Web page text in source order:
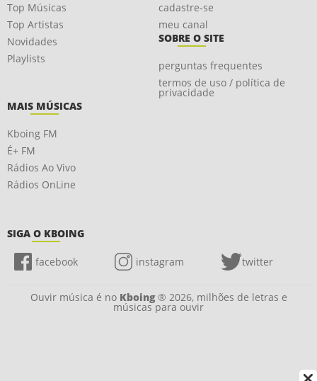
Top Músicas
Top Artistas
Novidades
Playlists
cadastre-se
meu canal
SOBRE O SITE
perguntas frequentes
termos de uso / política de
privacidade
MAIS MÚSICAS
Kboing FM
É+ FM
Rádios Ao Vivo
Rádios OnLine
SIGA O KBOING
facebook instagram twitter
Ouvir música é no Kboing® 2026, milhões de letras e
músicas para ouvir